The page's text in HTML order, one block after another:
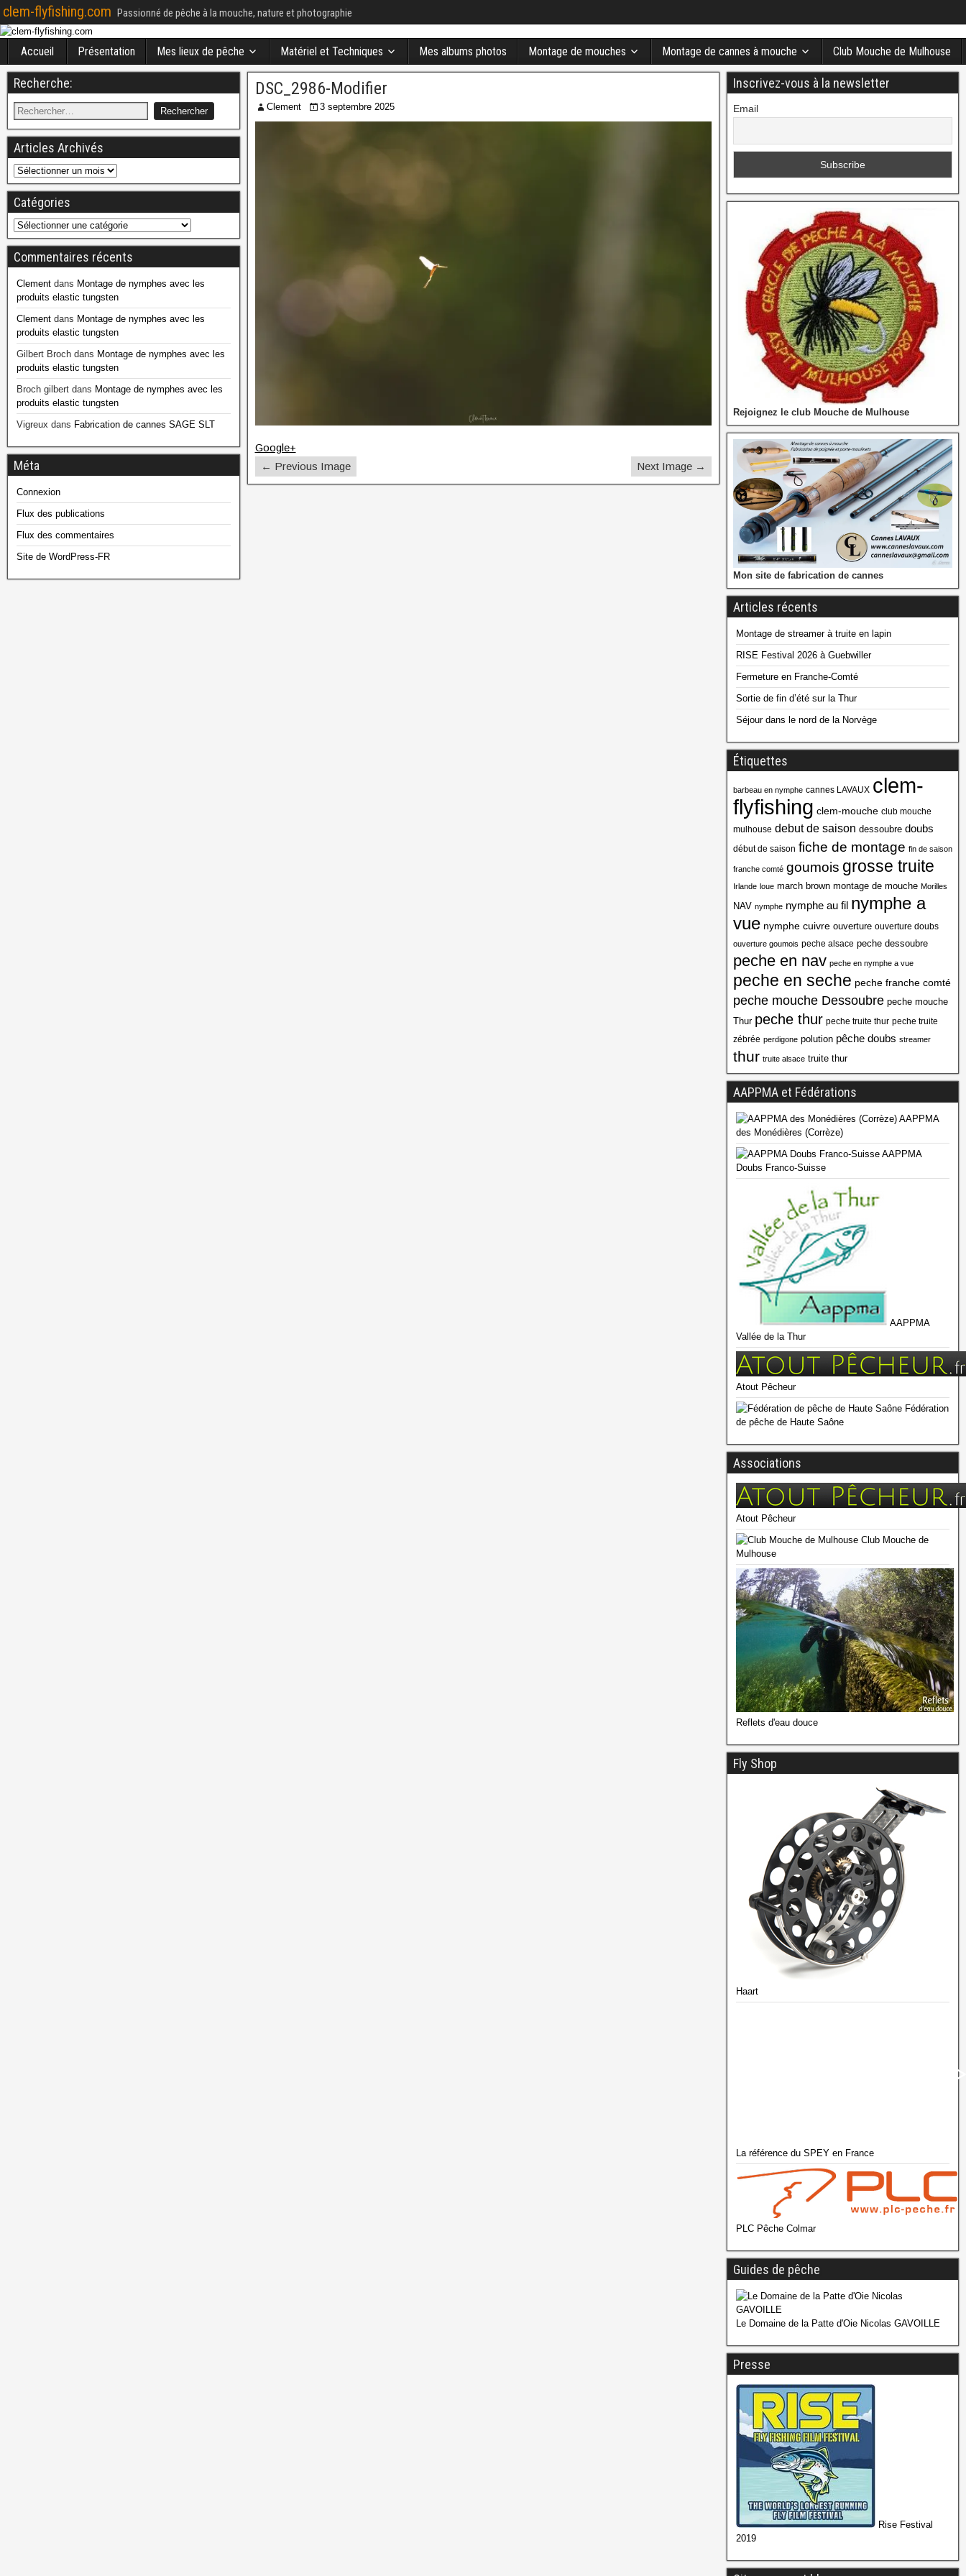
clem-flyfishing.com Passionné de pêche à la mouche, nature et photographie
Accueil Présentation Mes lieux de pêche Matériel et Techniques Mes albums photos Montage de mouches Montage de cannes à mouche Club Mouche de Mulhouse
DSC_2986-Modifier
Clement 3 septembre 2025
Google+
← Previous Image
Next Image →
Recherche:
Articles Archivés
Catégories
Commentaires récents
Clement dans Montage de nymphes avec les
produits elastic tungsten
Clement dans Montage de nymphes avec les
produits elastic tungsten
Gilbert Broch dans Montage de nymphes avec les
produits elastic tungsten
Broch gilbert dans Montage de nymphes avec les
produits elastic tungsten
Vigreux dans Fabrication de cannes SAGE SLT
Méta
Connexion
Flux des publications
Flux des commentaires
Site de WordPress-FR
Inscrivez-vous à la newsletter
Email
Rejoignez le club Mouche de Mulhouse
Mon site de fabrication de cannes
Articles récents
Montage de streamer à truite en lapin
RISE Festival 2026 à Guebwiller
Fermeture en Franche-Comté
Sortie de fin d’été sur la Thur
Séjour dans le nord de la Norvège
Étiquettes
barbeau en nymphe cannes LAVAUX clem-
flyfishing clem-mouche club mouche
mulhouse debut de saison dessoubre doubs
début de saison fiche de montage fin de saison
franche comté goumois grosse truite
Irlande loue march brown montage de mouche Morilles
NAV nymphe nymphe au fil nymphe a
vue nymphe cuivre ouverture ouverture doubs
ouverture goumois peche alsace peche dessoubre
peche en nav peche en nymphe a vue
peche en seche peche franche comté
peche mouche Dessoubre peche mouche
Thur peche thur peche truite thur peche truite
zébrée perdigone polution pêche doubs streamer
thur truite alsace truite thur
AAPPMA et Fédérations
AAPPMA
des Monédières (Corrèze)
AAPPMA
Doubs Franco-Suisse
AAPPMA
Vallée de la Thur
Atout Pêcheur
Fédération
de pêche de Haute Saône
Associations
Atout Pêcheur
Club Mouche de
Mulhouse
Reflets d'eau douce
Fly Shop
Haart
La référence du SPEY en France
PLC Pêche Colmar
Guides de pêche
Le Domaine de la Patte d'Oie Nicolas GAVOILLE
Presse
Rise Festival
2019